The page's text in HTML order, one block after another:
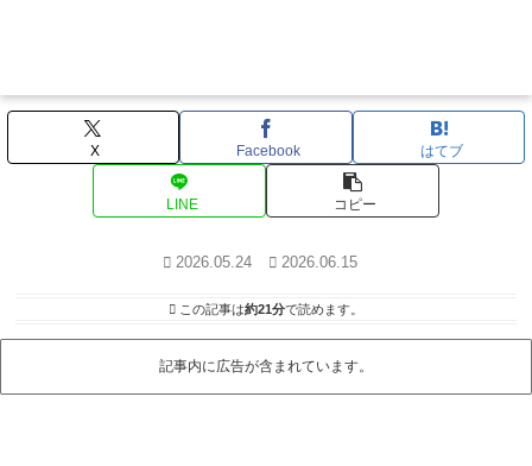
X Facebook はてブ
LINE コピー
2026.05.24 2026.06.15
この記事は約21分で読めます。
記事内に広告が含まれています。